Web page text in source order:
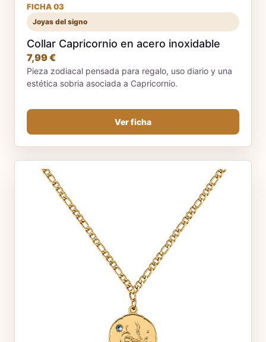
FICHA 03
Joyas del signo
Collar Capricornio en acero inoxidable
7,99 €
Pieza zodiacal pensada para regalo, uso diario y una
estética sobria asociada a Capricornio.
Ver ficha